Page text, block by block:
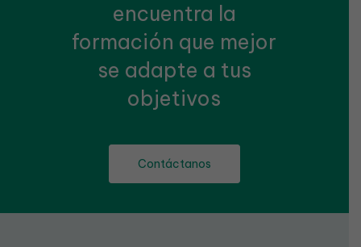
encuentra la
formación que mejor
se adapte a tus
objetivos
Contáctanos